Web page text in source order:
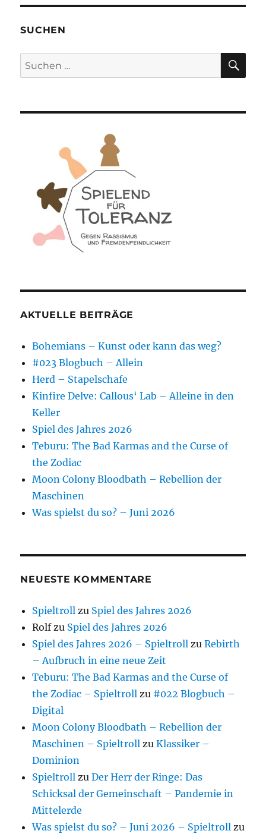
SUCHEN
Suchen
nach:
AKTUELLE BEITRÄGE
Bohemians – Kunst oder kann das weg?
#023 Blogbuch – Allein
Herd – Stapelschafe
Kinfire Delve: Callous‘ Lab – Alleine in den
Keller
Spiel des Jahres 2026
Teburu: The Bad Karmas and the Curse of
the Zodiac
Moon Colony Bloodbath – Rebellion der
Maschinen
Was spielst du so? – Juni 2026
NEUESTE KOMMENTARE
Spieltroll zu Spiel des Jahres 2026
Rolfzu Spiel des Jahres 2026
Spiel des Jahres 2026 – Spieltroll zuRebirth
– Aufbruch in eine neue Zeit
Teburu: The Bad Karmas and the Curse of
the Zodiac – Spieltroll zu #022 Blogbuch –
Digital
Moon Colony Bloodbath – Rebellion der
Maschinen – Spieltroll zuKlassiker –
Dominion
Spieltroll zuDer Herr der Ringe: Das
Schicksal der Gemeinschaft – Pandemie in
Mittelerde
Was spielst du so? – Juni 2026 – Spieltroll zu